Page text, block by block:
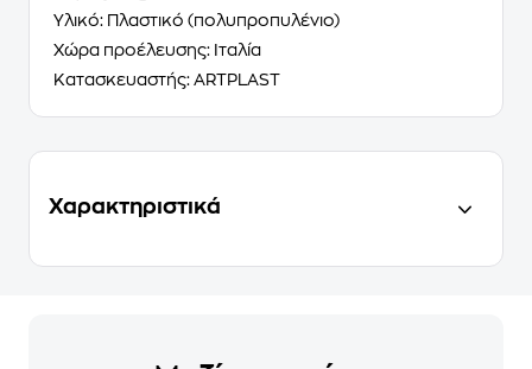
Υλικό: Πλαστικό (πολυπροπυλένιο)
Χώρα προέλευσης: Ιταλία
Κατασκευαστής: ARTPLAST
Χαρακτηριστικά